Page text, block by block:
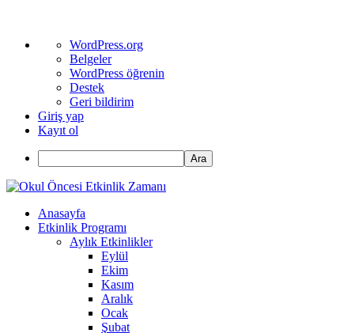
WordPress
hakkında
WordPress.org
Belgeler
WordPress öğrenin
Destek
Geri bildirim
Giriş yap
Kayıt ol
Ara
Anasayfa
Etkinlik Programı
Aylık Etkinlikler
Eylül
Ekim
Kasım
Aralık
Ocak
Şubat